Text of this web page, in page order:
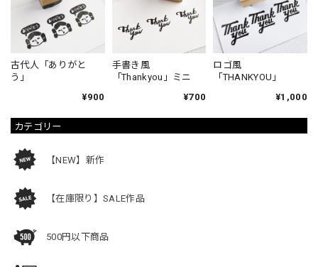
カテゴリー
【NEW】新作
【在庫限り】SALE作品
500円以下商品
古代人「ありがと
う」
¥900
手書き風
「Thankyou」ミニ
¥700
ロゴ風
「THANKYOU」
¥1,000